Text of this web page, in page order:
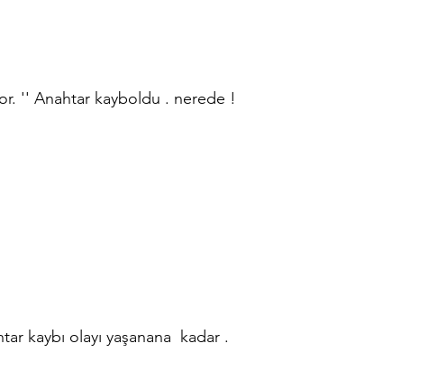
'' Anahtar kayboldu . nerede !
kaybı olayı yaşanana kadar .